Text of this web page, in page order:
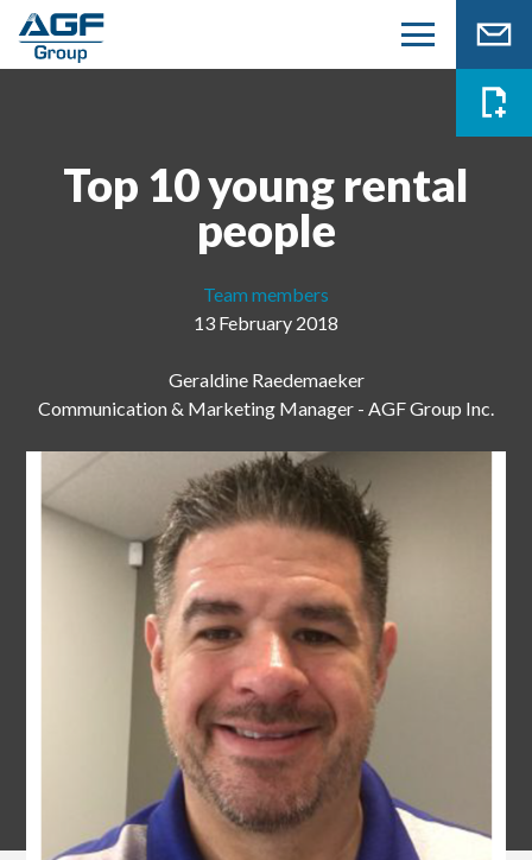
Top 10 young rental
people
Team members
13 February 2018
Geraldine Raedemaeker
Communication & Marketing Manager - AGF Group Inc.